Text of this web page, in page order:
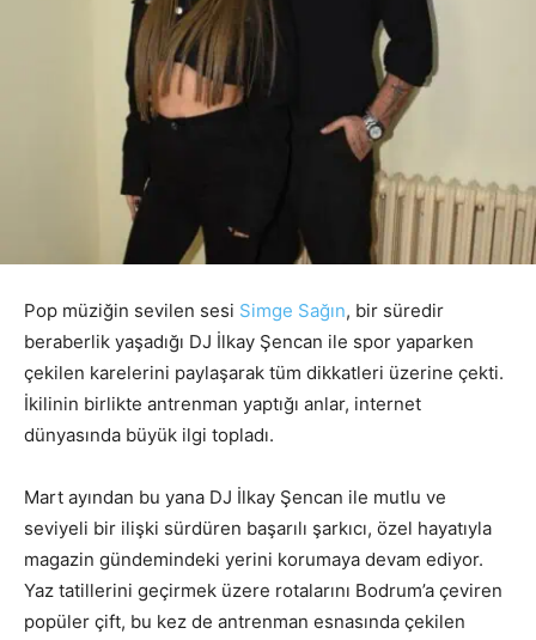
Pop müziğin sevilen sesi Simge Sağın, bir süredir
beraberlik yaşadığı DJ İlkay Şencan ile spor yaparken
çekilen karelerini paylaşarak tüm dikkatleri üzerine çekti.
İkilinin birlikte antrenman yaptığı anlar, internet
dünyasında büyük ilgi topladı.
Mart ayından bu yana DJ İlkay Şencan ile mutlu ve
seviyeli bir ilişki sürdüren başarılı şarkıcı, özel hayatıyla
magazin gündemindeki yerini korumaya devam ediyor.
Yaz tatillerini geçirmek üzere rotalarını Bodrum’a çeviren
popüler çift, bu kez de antrenman esnasında çekilen